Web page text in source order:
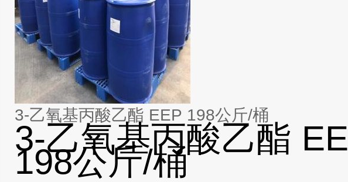
3-乙氧基丙酸乙酯 EEP 198公斤/桶
3-乙氧基丙酸乙酯
198公斤/桶